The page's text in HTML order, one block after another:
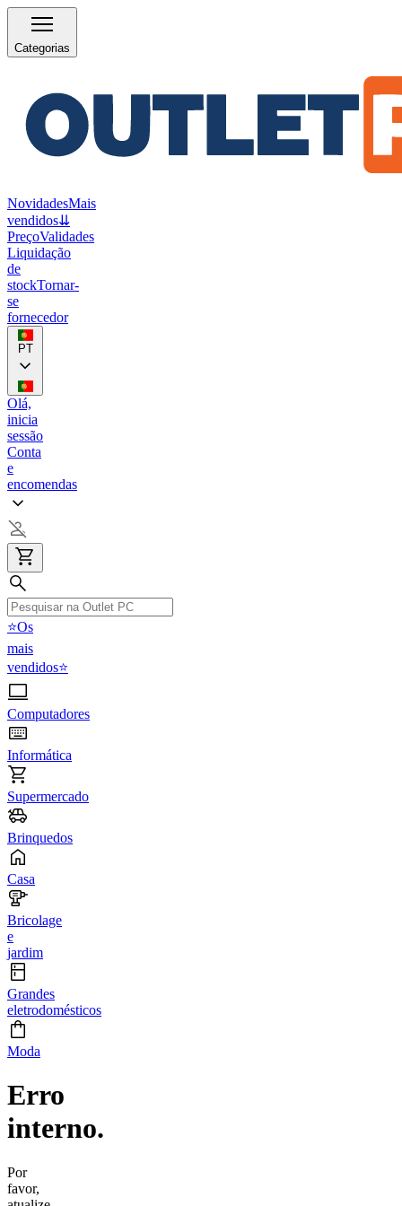
Categorias
NovidadesMais
vendidos⇊
PreçoValidades
Liquidação
de
stockTornar-
se
fornecedor
PT
Olá,
inicia
sessão
Conta
e
encomendas
⭐Os
mais
vendidos⭐
Computadores
Informática
Supermercado
Brinquedos
Casa
Bricolage
e
jardim
Grandes
eletrodomésticos
Moda
Erro
interno.
Por
favor,